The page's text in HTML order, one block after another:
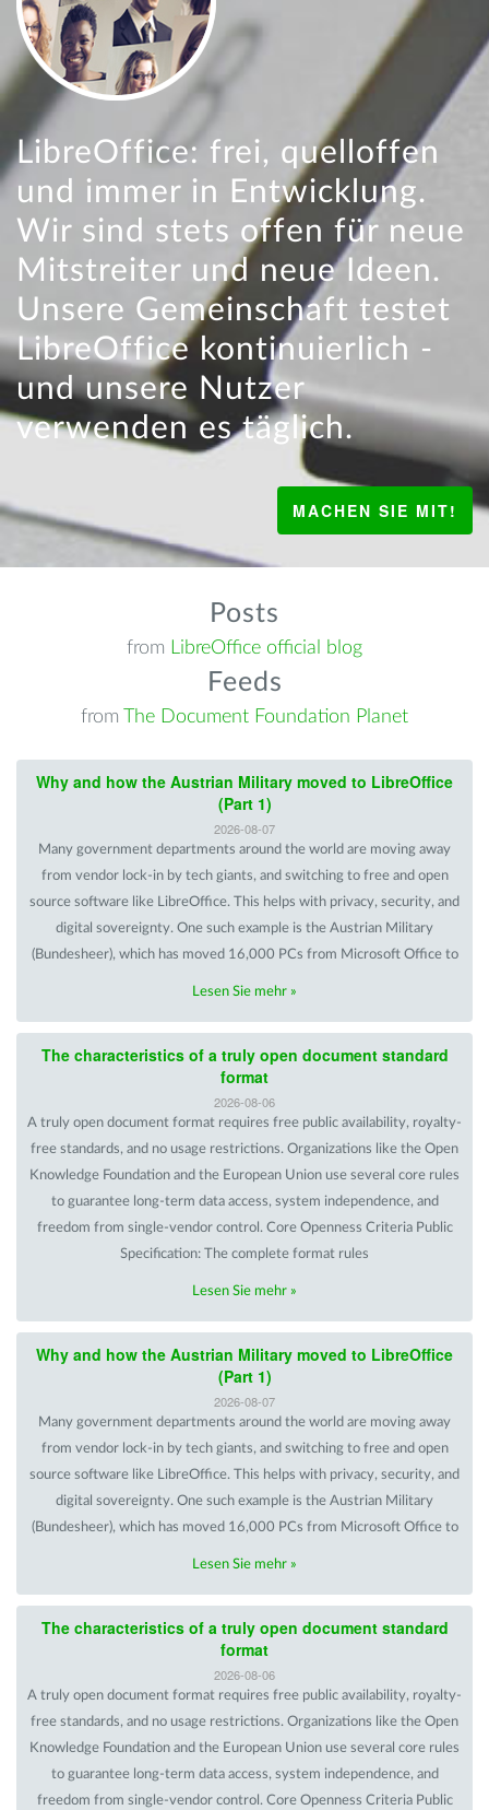
LibreOffice: frei, quelloffen
und immer in Entwicklung.
Wir sind stets offen für neue
Mitstreiter und neue Ideen.
Unsere Gemeinschaft testet
LibreOffice kontinuierlich -
und unsere Nutzer
verwenden es täglich.
MACHEN SIE MIT!
Posts
from LibreOffice official blog
Feeds
from The Document Foundation Planet
Why and how the Austrian Military moved to LibreOffice
(Part 1)
2026-08-07
Many government departments around the world are moving away
from vendor lock-in by tech giants, and switching to free and open
source software like LibreOffice. This helps with privacy, security, and
digital sovereignty. One such example is the Austrian Military
(Bundesheer), which has moved 16,000 PCs from Microsoft Office to
Lesen Sie mehr »
The characteristics of a truly open document standard
format
2026-08-06
A truly open document format requires free public availability, royalty-
free standards, and no usage restrictions. Organizations like the Open
Knowledge Foundation and the European Union use several core rules
to guarantee long-term data access, system independence, and
freedom from single-vendor control. Core Openness Criteria Public
Specification: The complete format rules
Lesen Sie mehr »
Why and how the Austrian Military moved to LibreOffice
(Part 1)
2026-08-07
Many government departments around the world are moving away
from vendor lock-in by tech giants, and switching to free and open
source software like LibreOffice. This helps with privacy, security, and
digital sovereignty. One such example is the Austrian Military
(Bundesheer), which has moved 16,000 PCs from Microsoft Office to
Lesen Sie mehr »
The characteristics of a truly open document standard
format
2026-08-06
A truly open document format requires free public availability, royalty-
free standards, and no usage restrictions. Organizations like the Open
Knowledge Foundation and the European Union use several core rules
to guarantee long-term data access, system independence, and
freedom from single-vendor control. Core Openness Criteria Public